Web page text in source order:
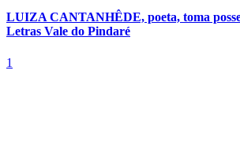
LUIZA CANTANHÊDE, poeta, toma
Letras Vale do Pindaré
1